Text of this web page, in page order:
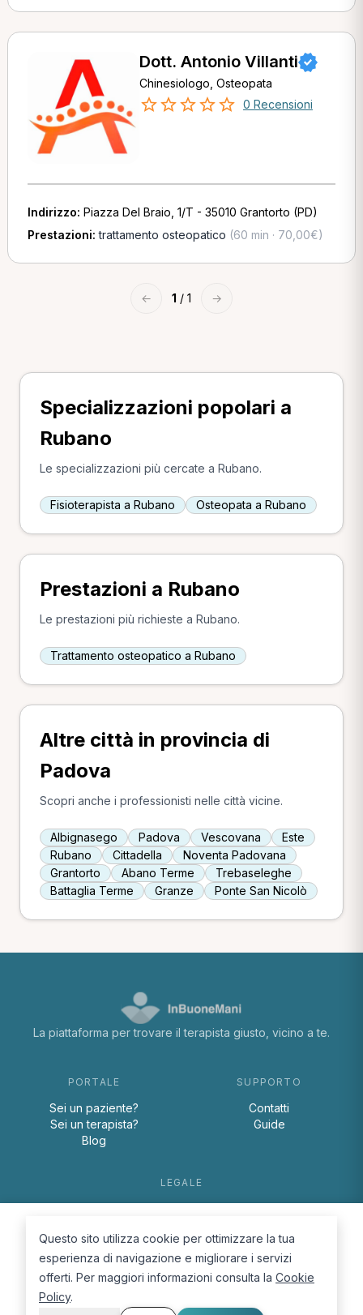
Dott. Antonio Villanti
Chinesiologo, Osteopata
0 Recensioni
Indirizzo: Piazza Del Braio, 1/T - 35010 Grantorto (PD)
Prestazioni:trattamento osteopatico (60 min · 70,00€)
← 1 / 1 →
Specializzazioni popolari a
Rubano
Le specializzazioni più cercate a Rubano.
Fisioterapista a Rubano Osteopata a Rubano
Prestazioni a Rubano
Le prestazioni più richieste a Rubano.
Trattamento osteopatico a Rubano
Altre città in provincia di
Padova
Scopri anche i professionisti nelle città vicine.
Albignasego Padova Vescovana
Este
Rubano
Cittadella
Noventa Padovana
Grantorto
Abano Terme
Trebaseleghe
Battaglia Terme
Granze Ponte San Nicolò
La piattaforma per trovare il terapista giusto, vicino a te.
PORTALE
Sei un paziente?
Sei un terapista?
Blog
SUPPORTO
Contatti
Guide
LEGALE
Cookie Policy
Questo sito utilizza cookie per ottimizzare la tua
esperienza di navigazione e migliorare i servizi
offerti. Per maggiori informazioni consulta la Cookie
Policy.